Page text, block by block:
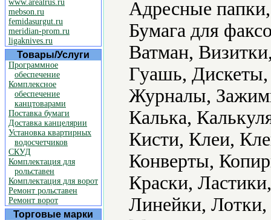
www.arealrus.ru
mebson.ru
femidasurgut.ru
meridian-prom.ru
ligaknives.ru
Товары/Услуги
Программное
обеспечение
Комплексное
обеспечение
канцтоварами
Поставка бумаги
Доставка канцелярии
Установка квартирных
водосчетчиков
СКУД
Комплектация для
рольставен
Комплектация для ворот
Ремонт рольставен
Ремонт ворот
Торговые марки
Адресные
Бумага для
Ватман,
Гуашь,
Журналы,
Калька,
Кисти, Клеи,
Конверты,
Краски,
Линейки,